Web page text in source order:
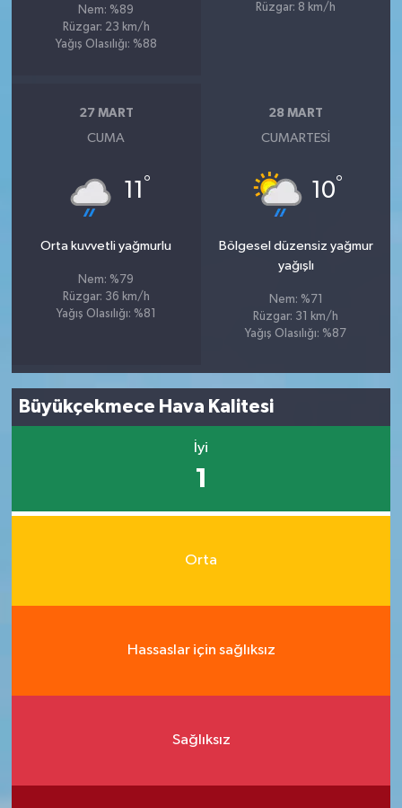
Nem: %89
Rüzgar: 23 km/h
Yağış Olasılığı: %88
Rüzgar: 8 km/h
27 MART
CUMA
11 °
Orta kuvvetli yağmurlu
Nem: %79
Rüzgar: 36 km/h
Yağış Olasılığı: %81
28 MART
CUMARTESI
10°
Bölgesel düzensiz yağmur
yağışlı
Nem: %71
Rüzgar: 31 km/h
Yağış Olasılığı: %87
Büyükçekmece Hava Kalitesi
İyi
1
Orta
Hassaslar için sağlıksız
Sağlıksız